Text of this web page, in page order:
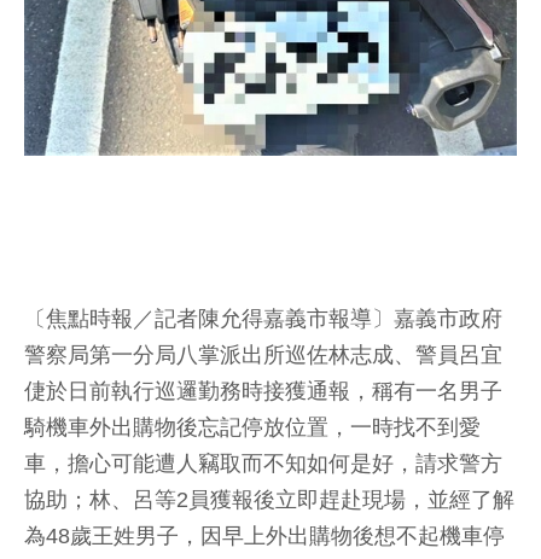
〔焦點時報／記者陳允得嘉義市報導〕嘉義市政府
警察局第一分局八掌派出所巡佐林志成、警員呂宜
倢於日前執行巡邏勤務時接獲通報，稱有一名男子
騎機車外出購物後忘記停放位置，一時找不到愛
車，擔心可能遭人竊取而不知如何是好，請求警方
協助；林、呂等2員獲報後立即趕赴現場，並經了解
為48歲王姓男子，因早上外出購物後想不起機車停